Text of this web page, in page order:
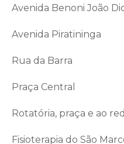
Avenida Benoni João
Avenida Piratininga
Rua da Barra
Praça Central
Rotatória, praça e ao
Fisioterapia do São